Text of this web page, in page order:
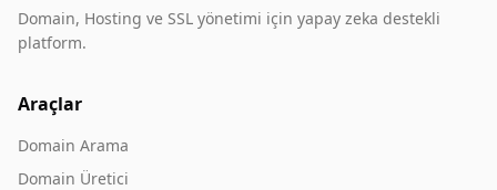
Domain, Hosting ve SSL yönetimi için yapay zeka destekli
platform.
Araçlar
Domain Arama
Domain Üretici